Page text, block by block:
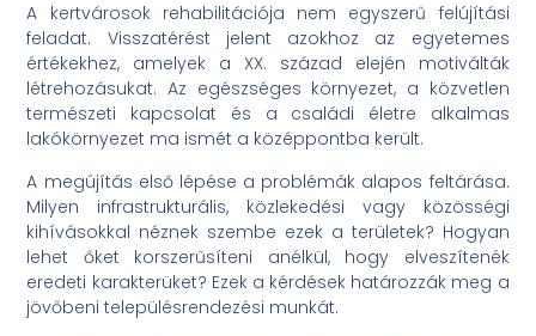
A kertvárosok rehabilitációja nem egyszerű felújítási
feladat. Visszatérést jelent azokhoz az egyetemes
értékekhez, amelyek a XX. század elején motiválták
létrehozásukat. Az egészséges környezet, a közvetlen
természeti kapcsolat és a családi életre alkalmas
lakókörnyezet ma ismét a középpontba került.
A megújítás első lépése a problémák alapos feltárása.
Milyen infrastrukturális, közlekedési vagy közösségi
kihívásokkal néznek szembe ezek a területek? Hogyan
lehet őket korszerűsíteni anélkül, hogy elveszítenék
eredeti karakterüket? Ezek a kérdések határozzák meg a
jövőbeni településrendezési munkát.